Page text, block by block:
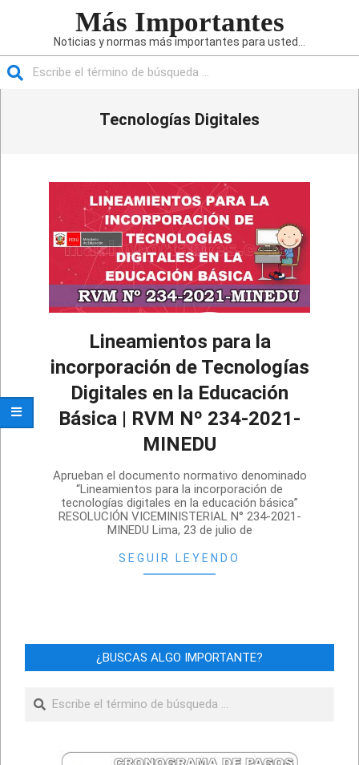
Más Importantes
Noticias y normas más importantes para usted...
Tecnologías Digitales
Lineamientos para la
incorporación de Tecnologías
Digitales en la Educación
Básica | RVM Nº 234-2021-
MINEDU
07-
Aprueban el documento normativo denominado
“Lineamientos para la incorporación de
tecnologías digitales en la educación básica”
RESOLUCIÓN VICEMINISTERIAL N° 234-2021-
MINEDU Lima, 23 de julio de
SEGUIR LEYENDO
¿BUSCAS ALGO IMPORTANTE?
Buscar